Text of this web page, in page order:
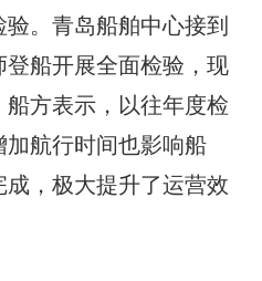
。青岛船舶中心接到
船开展全面检验，现
方表示，以往年度检
航行时间也影响船
，极大提升了运营效